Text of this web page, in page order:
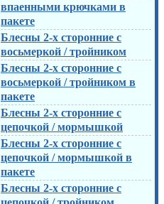
впаенными крючками в
пакете
Блесны 2-х сторонние с
восьмеркой / тройником
Блесны 2-х сторонние с
восьмеркой / тройником в
пакете
Блесны 2-х сторонние с
цепочкой / мормышкой
Блесны 2-х сторонние с
цепочкой / мормышкой в
пакете
Блесны 2-х сторонние с